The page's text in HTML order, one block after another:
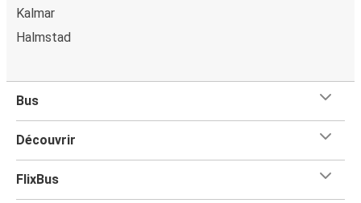
Kalmar
Halmstad
Bus
Découvrir
FlixBus